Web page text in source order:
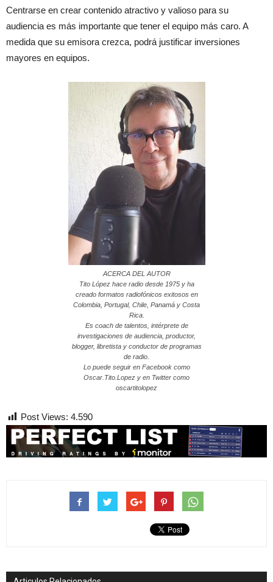
Centrarse en crear contenido atractivo y valioso para su
audiencia es más importante que tener el equipo más caro. A
medida que su emisora crezca, podrá justificar inversiones
mayores en equipos.
ACERCA DEL AUTOR
Tito López hace radio desde 1975 y ha
creado formatos radiofónicos exitosos en
Colombia, Portugal, Chile, Panamá y Costa
Rica.
Es coach de talentos, intérprete de
investigaciones de audiencia, productor,
blogger, libretista y conductor de programas
de radio.
Lo puede seguir en Facebook como
Oscar.Tito.Lopez y en Twitter como
oscartitolopez
Post Views: 4.590